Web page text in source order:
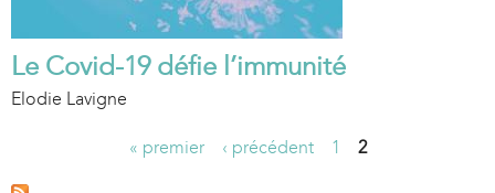
Le Covid-19 défie l’immunité
Elodie Lavigne
P
« premier ‹ précédent 1 2